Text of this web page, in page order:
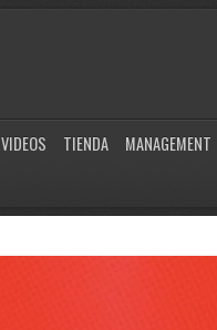
VIDEOS TIENDA MANAGEMENT